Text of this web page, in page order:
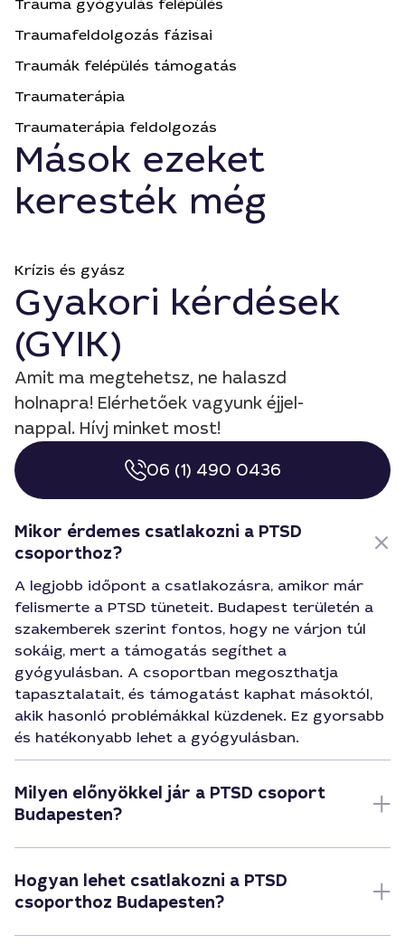
Trauma gyógyulás felépülés
Traumafeldolgozás fázisai
Traumák felépülés támogatás
Traumaterápia
Traumaterápia feldolgozás
Mások ezeket
keresték még
Krízis és gyász
Gyakori kérdések
(GYIK)
Amit ma megtehetsz, ne halaszd
holnapra! Elérhetőek vagyunk éjjel-
nappal. Hívj minket most!
06 (1) 490 0436
Mikor érdemes csatlakozni a PTSD
csoporthoz?
A legjobb időpont a csatlakozásra, amikor már
felismerte a PTSD tüneteit. Budapest területén a
szakemberek szerint fontos, hogy ne várjon túl
sokáig, mert a támogatás segíthet a
gyógyulásban. A csoportban megoszthatja
tapasztalatait, és támogatást kaphat másoktól,
akik hasonló problémákkal küzdenek. Ez gyorsabb
és hatékonyabb lehet a gyógyulásban.
Milyen előnyökkel jár a PTSD csoport
Budapesten?
Hogyan lehet csatlakozni a PTSD
csoporthoz Budapesten?